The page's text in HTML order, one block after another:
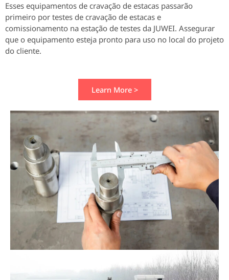
Esses equipamentos de cravação de estacas passarão
primeiro por testes de cravação de estacas e
comissionamento na estação de testes da JUWEI. Assegurar
que o equipamento esteja pronto para uso no local do projeto
do cliente.
Learn More >